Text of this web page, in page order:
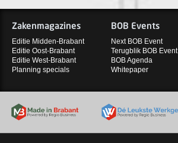
Zakenmagazines
Editie Midden-Brabant
Editie Oost-Brabant
Editie West-Brabant
Planning specials
BOB Events
Next BOB Event
Terugblik BOB Event
BOB Agenda
Whitepaper